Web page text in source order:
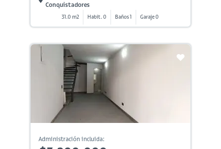
Conquistadores
31.0 m2 Habit. 0 Baños 1 Garaje 0
Administración incluida: